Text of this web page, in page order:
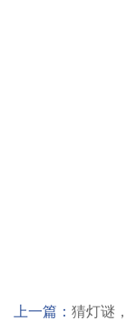
上一篇： 猜灯谜